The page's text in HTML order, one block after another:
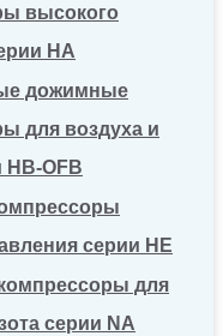
высокого
HA
дожимные
для воздуха и
HB-OFB
серии HE
для
серии NA